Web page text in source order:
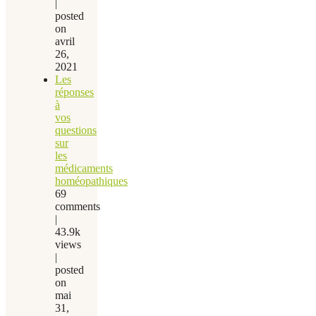
posted
on
avril
26,
2021
Les
réponses
à
vos
questions
sur
les
médicaments
homéopathiques
69
comments
|
43.9k
views
|
posted
on
mai
31,